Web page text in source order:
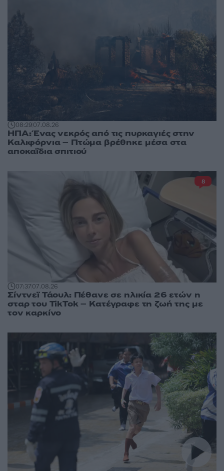
08:2907.08.26
ΗΠΑ: Ένας νεκρός από τις πυρκαγιές στην
Καλιφόρνια – Πτώμα βρέθηκε μέσα στα
αποκαΐδια σπιτιού
07:3707.08.26
Σίντνεϊ Τάουλ: Πέθανε σε ηλικία 26 ετών η
σταρ του TikTok – Kατέγραφε τη ζωή της με
τον καρκίνο
8